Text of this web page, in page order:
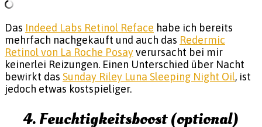
Das Indeed Labs Retinol Reface habe ich bereits
mehrfach nachgekauft und auch das Redermic
Retinol von La Roche Posayverursacht bei mir
keinerlei Reizungen. Einen Unterschied über Nacht
bewirkt das Sunday Riley Luna Sleeping Night Oil, ist
jedoch etwas kostspieliger.
4. Feuchtigkeitsboost (optional)